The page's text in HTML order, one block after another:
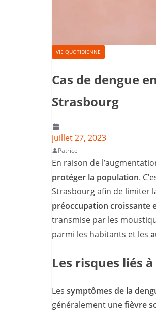
VIE QUOTIDIENNE
Cas de dengue
Strasbourg
juillet 27, 2023
Patrice
En raison de
protéger la population.
Strasbourg afin de limiter
préoccupation croissante
transmise par les
parmi les habitants et les
Les risques liés
Les symptômes de la
généralement unefièvre